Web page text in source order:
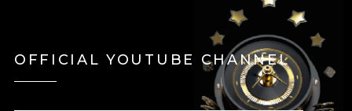
OFFICIAL YOUTUBE CHANNEL